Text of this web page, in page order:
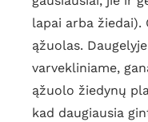
lapai arba
ąžuolas.
varvekliniame,
ąžuolo žiedynų
kad daugiausia